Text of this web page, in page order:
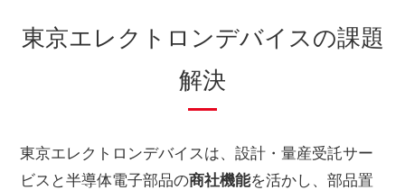
東京エレクトロンデバイスの課題
解決
東京エレクトロンデバイスは、設計・量産受託サー
ビスと半導体電子部品の商社機能を活かし、部品置